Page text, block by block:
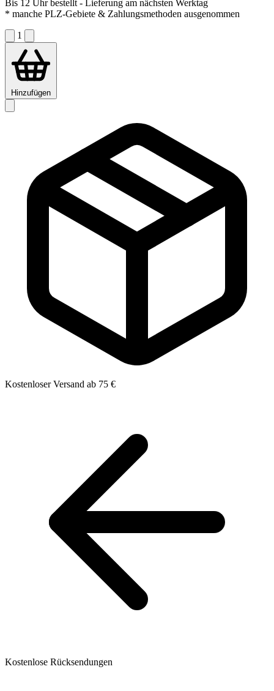
Bis 12 Uhr bestellt - Lieferung am nächsten Werktag
* manche PLZ-Gebiete & Zahlungsmethoden ausgenommen
1
Hinzufügen
Kostenloser Versand ab 75 €
Kostenlose Rücksendungen